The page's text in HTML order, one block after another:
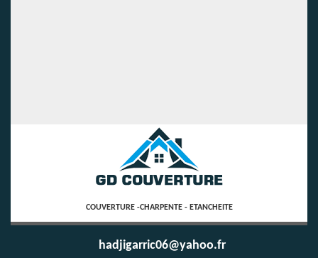
COUVERTURE -CHARPENTE - ETANCHEITE
hadjigarric06@yahoo.fr